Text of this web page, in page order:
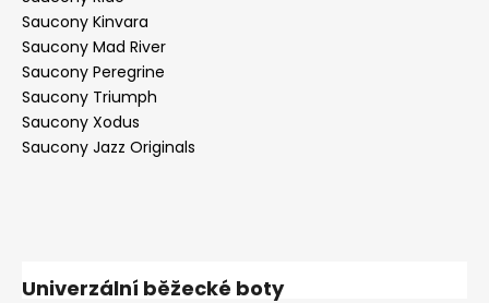
Saucony Kinvara
Saucony Mad River
Saucony Peregrine
Saucony Triumph
Saucony Xodus
Saucony Jazz Originals
Univerzální běžecké boty